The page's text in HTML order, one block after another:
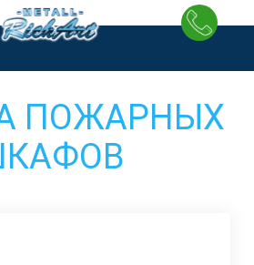
ПОЖАРНЫХ